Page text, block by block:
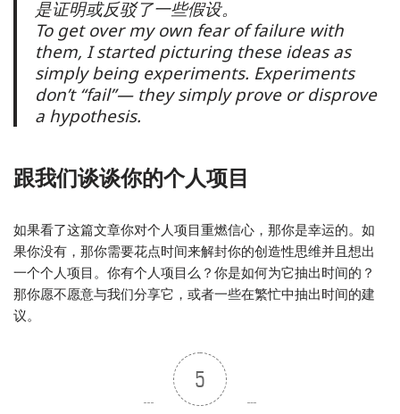
是证明或反驳了一些假设。
To get over my own fear of failure with
them, I started picturing these ideas as
simply being experiments. Experiments
don’t “fail”— they simply prove or disprove
a hypothesis.
跟我们谈谈你的个人项目
如果看了这篇文章你对个人项目重燃信心，那你是幸运的。如
果你没有，那你需要花点时间来解封你的创造性思维并且想出
一个个人项目。你有个人项目么？你是如何为它抽出时间的？
那你愿不愿意与我们分享它，或者一些在繁忙中抽出时间的建
议。
5